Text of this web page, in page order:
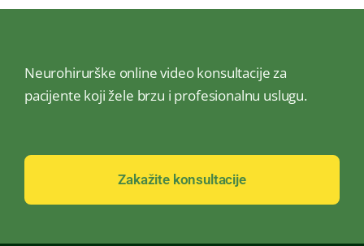
Neurohirurške online video konsultacije za
pacijente koji žele brzu i profesionalnu uslugu.
Zakažite konsultacije